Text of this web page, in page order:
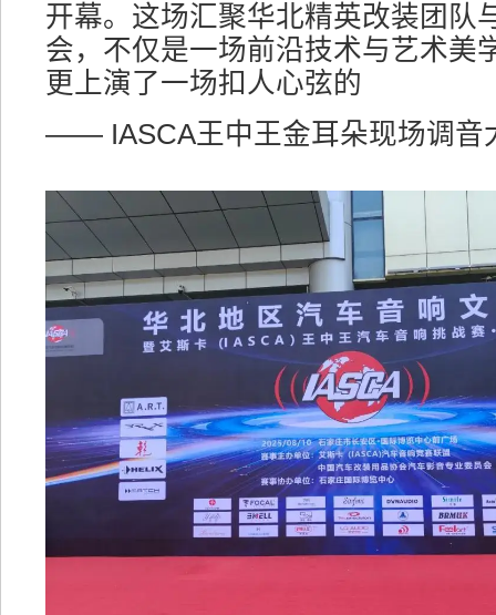
开幕。这场汇聚华北精英改装团队
会，不仅是一场前沿技术与艺术美
更上演了一场扣人心弦的
—— IASCA王中王金耳朵现场调音